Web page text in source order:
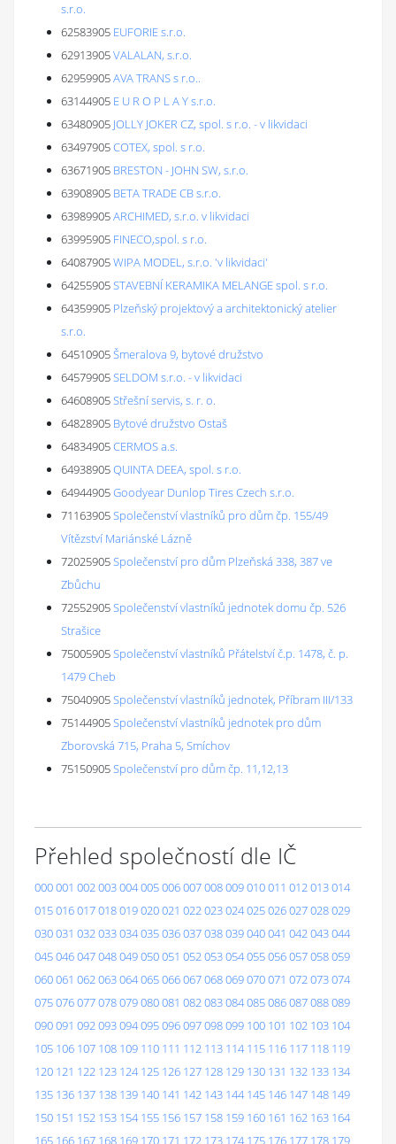
s.r.o.
62583905 EUFORIE s.r.o.
62913905VALALAN, s.r.o.
62959905AVA TRANS s r.o..
63144905 E U R O P L A Y s.r.o.
63480905 JOLLY JOKER CZ, spol. s r.o. - v likvidaci
63497905COTEX, spol. s r.o.
63671905 BRESTON - JOHN SW, s.r.o.
63908905 BETA TRADE CB s.r.o.
63989905ARCHIMED, s.r.o. v likvidaci
63995905 FINECO,spol. s r.o.
64087905WIPA MODEL, s.r.o. 'v likvidaci'
64255905STAVEBNÍ KERAMIKA MELANGE spol. s r.o.
64359905 Plzeňský projektový a architektonický atelier
s.r.o.
64510905Šmeralova 9, bytové družstvo
64579905SELDOM s.r.o. - v likvidaci
64608905Střešní servis, s. r. o.
64828905 Bytové družstvo Ostaš
64834905CERMOS a.s.
64938905QUINTA DEEA, spol. s r.o.
64944905Goodyear Dunlop Tires Czech s.r.o.
71163905Společenství vlastníků pro dům čp. 155/49
Vítězství Mariánské Lázně
72025905Společenství pro dům Plzeňská 338, 387 ve
Zbůchu
72552905Společenství vlastníků jednotek domu čp. 526
Strašice
75005905Společenství vlastníků Přátelství č.p. 1478, č. p.
1479 Cheb
75040905Společenství vlastníků jednotek, Příbram III/133
75144905Společenství vlastníků jednotek pro dům
Zborovská 715, Praha 5, Smíchov
75150905Společenství pro dům čp. 11,12,13
Přehled společností dle IČ
000001 002003004005006007008009010011 012013014
015016017018019020021 022023024025026027028029
030031 032033034035036037038039040041 042043044
045046047048049050051 052053054055056057058059
060061 062063064065066067068069070071 072073074
075076077078079080081 082083084085086087088089
090091 092093094095096097098099 100 101 102 103 104
105 106 107 108 109 110 111 112 113 114 115 116 117 118 119
120 121 122 123 124 125 126 127 128 129 130 131 132 133 134
135 136 137 138 139 140 141 142 143 144 145 146 147 148 149
150 151 152 153 154 155 156 157 158 159 160 161 162 163 164
165 166 167 168 169 170 171 172 173 174 175 176 177 178 179